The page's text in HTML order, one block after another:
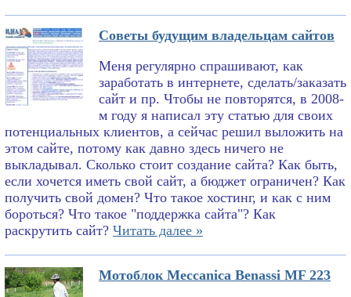
Советы будущим владельцам сайтов
Меня регулярно спрашивают, как
заработать в интернете, сделать/заказать
сайт и пр. Чтобы не повторятся, в 2008-
м году я написал эту статью для своих
потенциальных клиентов, а сейчас решил выложить на
этом сайте, потому как давно здесь ничего не
выкладывал. Сколько стоит создание сайта? Как быть,
если хочется иметь свой сайт, а бюджет ограничен? Как
получить свой домен? Что такое хостинг, и как с ним
бороться? Что такое "поддержка сайта"? Как
раскрутить сайт? Читать далее »
Мотоблок Meccanica Benassi MF 223